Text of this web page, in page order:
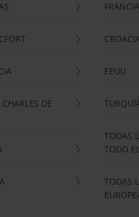
DE
FRANCIA
EEUU
TODAS
TODO
TODAS